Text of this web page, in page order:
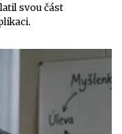
svou část